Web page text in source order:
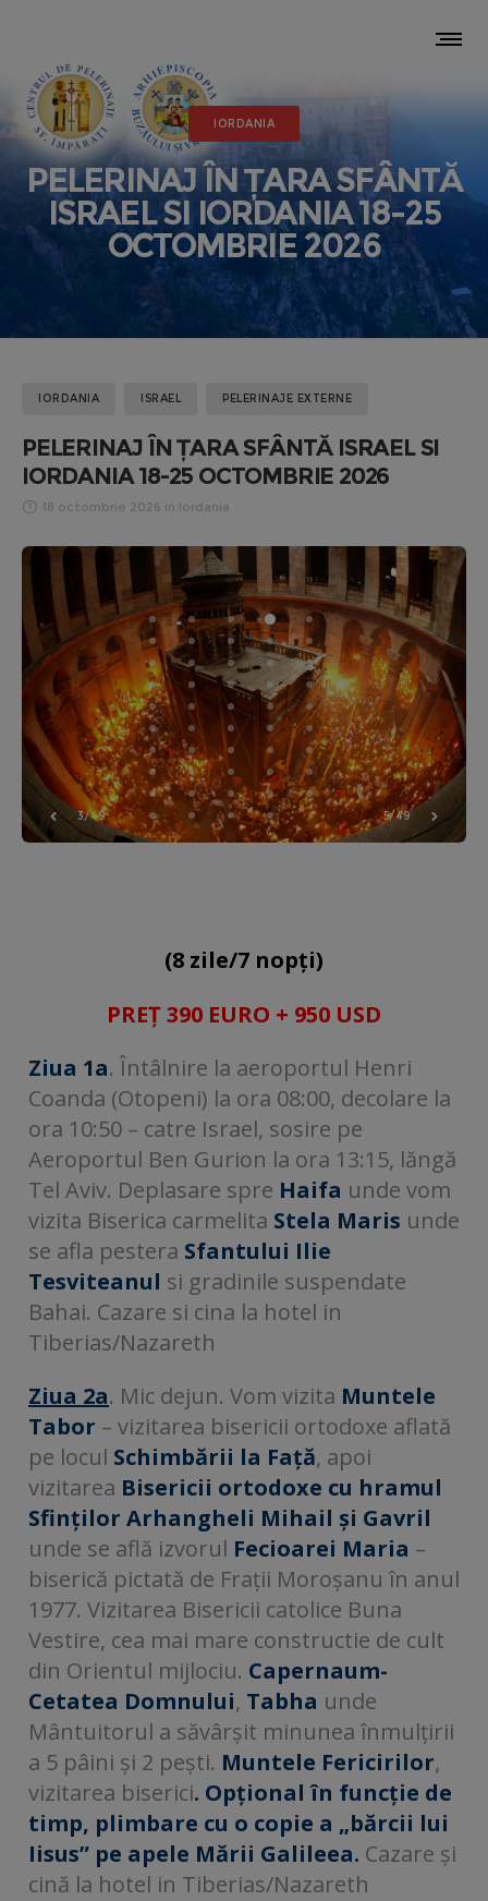
IORDANIA
PELERINAJ ÎN ȚARA SFÂNTĂ
ISRAEL SI IORDANIA 18-25
OCTOMBRIE 2026
IORDANIA ISRAEL PELERINAJE EXTERNE
PELERINAJ ÎN ȚARA SFÂNTĂ ISRAEL SI
IORDANIA 18-25 OCTOMBRIE 2026
18 octombrie 2026 in Iordania
3/49 5/49
(8 zile/7 nopți)
PREȚ 390 EURO + 950 USD
Ziua 1a. Întâlnire la aeroportul Henri
Coanda (Otopeni) la ora 08:00, decolare la
ora 10:50 – catre Israel, sosire pe
Aeroportul Ben Gurion la ora 13:15, lăngă
Tel Aviv. Deplasare spre Haifa unde vom
vizita Biserica carmelita Stela Maris unde
se afla pestera Sfantului Ilie
Tesviteanul si gradinile suspendate
Bahai. Cazare si cina la hotel in
Tiberias/Nazareth
Ziua 2a. Mic dejun. Vom vizita Muntele
Tabor – vizitarea bisericii ortodoxe aflată
pe locul Schimbării la Față, apoi
vizitarea Bisericii ortodoxe cu hramul
Sfinților Arhangheli Mihail și Gavril
unde se află izvorul Fecioarei Maria –
biserică pictată de Frații Moroșanu în anul
1977. Vizitarea Bisericii catolice Buna
Vestire, cea mai mare constructie de cult
din Orientul mijlociu. Capernaum-
Cetatea Domnului, Tabha unde
Mântuitorul a săvârșit minunea înmulțirii
a 5 pâini și 2 pești. Muntele Fericirilor,
vizitarea biserici. Opțional în funcție de
timp, plimbare cu o copie a „bărcii lui
Iisus” pe apele Mării Galileea. Cazare și
cină la hotel in Tiberias/Nazareth